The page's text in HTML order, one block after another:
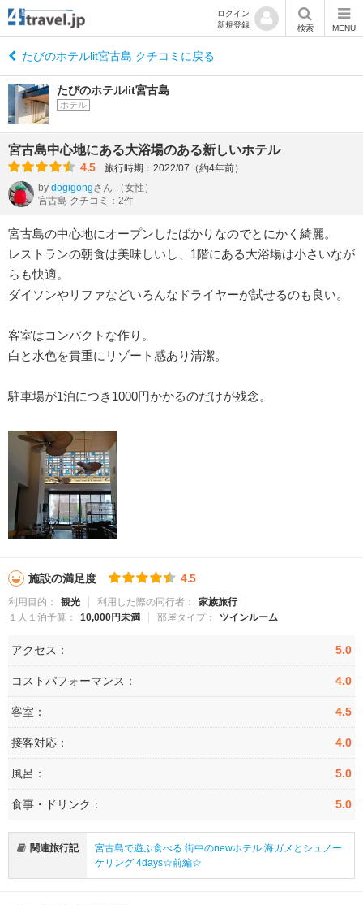
ログイン
新規登録
検索 MENU
たびのホテルlit宮古島 クチコミに戻る
たびのホテルlit宮古島
ホテル
宮古島中心地にある大浴場のある新しいホテル
4.5
旅行時期：2022/07（約4年前）
by dogigongさん
（女性）
宮古島 クチコミ：2件
宮古島の中心地にオープンしたばかりなのでとにかく綺麗。
レストランの朝食は美味しいし、1階にある大浴場は小さいなが
らも快適。
ダイソンやリファなどいろんなドライヤーが試せるのも良い。
客室はコンパクトな作り。
白と水色を貴重にリゾート感あり清潔。
駐車場が1泊につき1000円かかるのだけが残念。
施設の満足度 4.5
利用目的： 観光 利用した際の同行者：
家族旅行
１人１泊予算：
10,000円未満 部屋タイプ： ツインルーム
アクセス： 5.0
コストパフォーマンス： 4.0
客室： 4.5
接客対応： 4.0
風呂： 5.0
食事・ドリンク： 5.0
関連旅行記
宮古島で遊ぶ食べる 街中のnewホテル 海ガメとシュノー
ケリング 4days☆前編☆